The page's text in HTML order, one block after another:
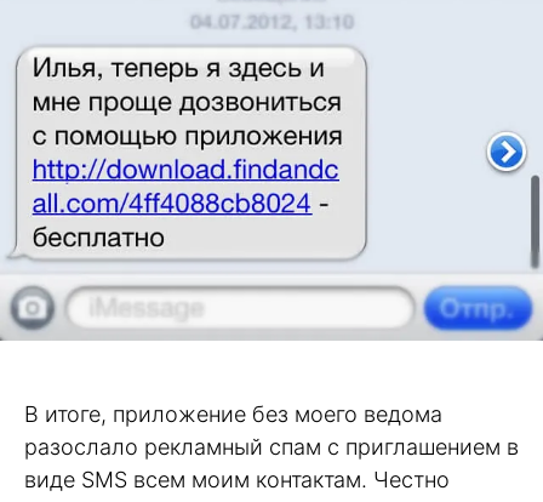
В итоге, приложение без моего ведома
разослало рекламный спам с приглашением в
виде SMS всем моим контактам. Честно